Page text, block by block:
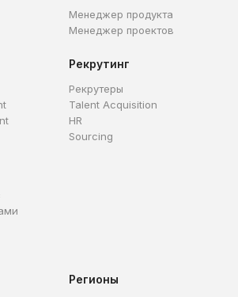
Менеджер продукта
Менеджер проектов
Рекрутинг
Рекрутеры
Talent Acquisition
HR
Sourcing
Регионы